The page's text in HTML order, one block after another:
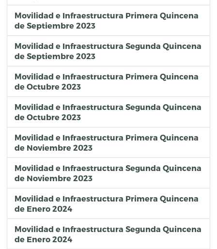
Movilidad e Infraestructura Primera Quincena
de Septiembre 2023
Movilidad e Infraestructura Segunda Quincena
de Septiembre 2023
Movilidad e Infraestructura Primera Quincena
de Octubre 2023
Movilidad e Infraestructura Segunda Quincena
de Octubre 2023
Movilidad e Infraestructura Primera Quincena
de Noviembre 2023
Movilidad e Infraestructura Segunda Quincena
de Noviembre 2023
Movilidad e Infraestructura Primera Quincena
de Enero 2024
Movilidad e Infraestructura Segunda Quincena
de Enero 2024